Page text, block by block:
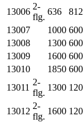
13006
2-
flg.
636 812
13007
1000 600
13008
1300 600
13009
1600 600
13010
1850 600
13011
2-
flg.
1300
13012
2-
flg.
1600